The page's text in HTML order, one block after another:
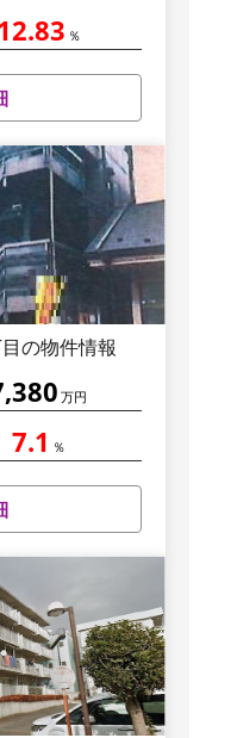
％
の物件情報
万円
7.1 ％